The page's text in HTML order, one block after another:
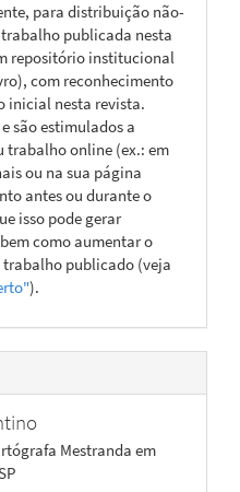
para distribuição não-
publicada nesta
repositório institucional
com reconhecimento
inicial nesta revista.
são estimulados a
trabalho online (ex.: em
ou na sua página
antes ou durante o
isso pode gerar
como aumentar o
publicado (veja
).
Mestranda em